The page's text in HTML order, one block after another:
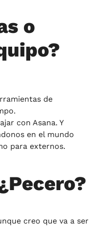
o
de
con Asana. Y
en el mundo
para externos.
creo que va a ser